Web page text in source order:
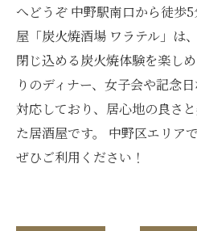
へどうぞ 中野駅南口から徒歩
屋「炭火焼酒場 ワラテル」は
閉じ込める炭火焼体験を楽し
りのディナー、女子会や記念
対応しており、居心地の良さ
た居酒屋です。 中野区エリア
ぜひご利用ください！